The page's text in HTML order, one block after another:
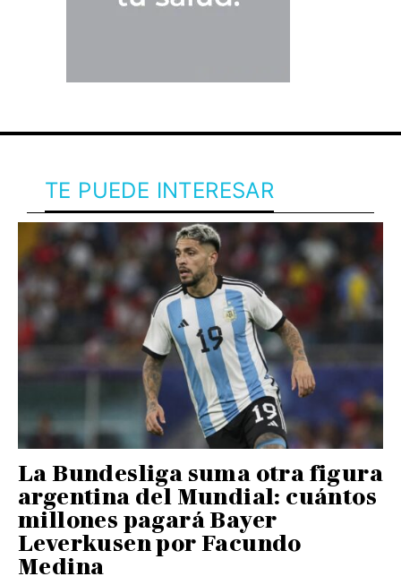
TE PUEDE INTERESAR
La Bundesliga suma otra figura
argentina del Mundial: cuántos
millones pagará Bayer
Leverkusen por Facundo
Medina